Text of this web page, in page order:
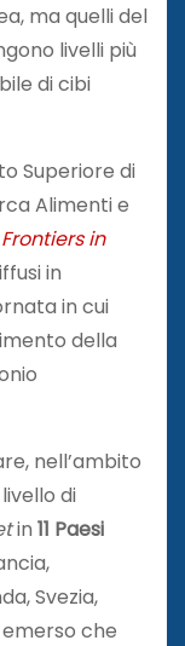
ma quelli del
livelli più
di cibi
Superiore di
Alimenti e
Frontiers in
in
in cui
della
nell’ambito
livello di
in 11 Paesi
Svezia,
che